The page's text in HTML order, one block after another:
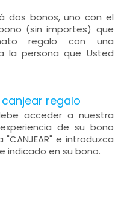
dos bonos, uno con el
(sin importes) que
regalo con una
la persona que Usted
regalo
acceder a nuestra
de su bono
e introduzca
indicado en su bono.